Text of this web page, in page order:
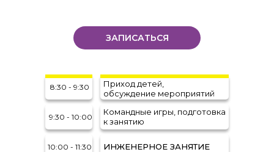
ЗАПИСАТЬСЯ
8:30 - 9:30
Приход детей,
обсуждение мероприятий
9:30 - 10:00
Командные игры, подготовка
к занятию
10:00 - 11:30 ИНЖЕНЕРНОЕ ЗАНЯТИЕ